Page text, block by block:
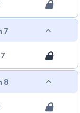
7 Rút gọn
8 Rút gọn